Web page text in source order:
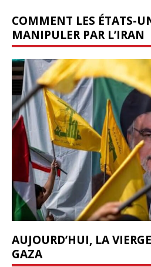
COMMENT LES ÉTATS-
MANIPULER PAR L’IRAN
AUJOURD’HUI, LA
GAZA